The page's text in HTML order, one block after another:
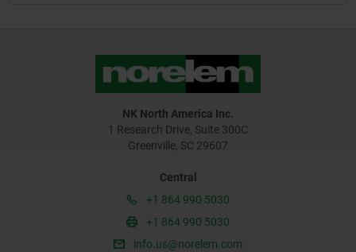
NK North America Inc.
1 Research Drive, Suite 300C
Greenville, SC 29607
Central
+1 864 990 5030
+1 864 990 5030
info.us@norelem.com